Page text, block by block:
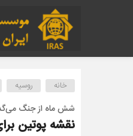
خانه روسیه
شش ماه از جنگ
نقشه پوتین